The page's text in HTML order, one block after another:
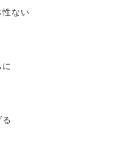
ない